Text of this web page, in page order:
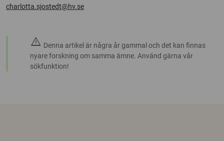
charlotta.sjostedt@hv.se
warning Denna artikel är några år gammal och det kan finnas
nyare forskning om samma ämne. Använd gärna vår
sökfunktion!